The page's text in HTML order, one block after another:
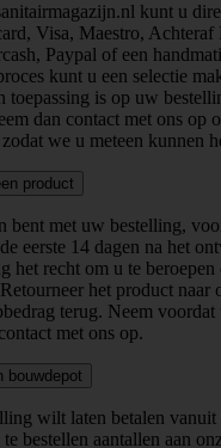
kunt u
Visa, Maestro, Achteraf
Paypal of een
kunt u een selectie
toepassing is op uw
dan contact met ons op
zodat we u meteen kunnen
product
bent met uw bestelling,
eerste 14 dagen na het
het recht om u te beroepen
het product naar
terug. Neem voordat
met ons op.
bouwdepot
wilt laten betalen
bestellen aantallen aan